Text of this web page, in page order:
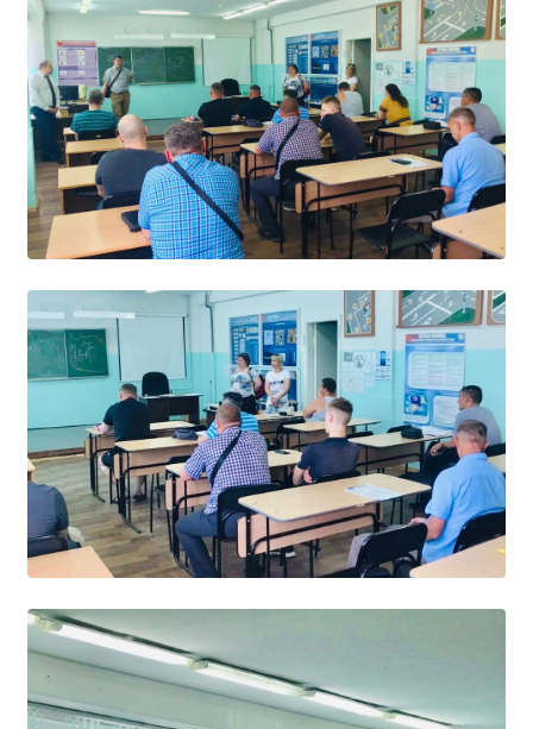
Образование
Образовательные стандарты и требования
Руководство
Педагогический состав
Материально-техническое обеспечение и
оснащенность образовательного процесса.
Доступная среда
Стипендии и меры поддержки обучающихся
Финансово-хозяйственная деятельность
Вакантные места для приёма (перевода)
Международное сотрудничество
Организация питания в образовательной
организации
УЧЕБНАЯ РАБОТА
Расписание занятий
Заочное отделение
Локальные акты
ВОСПИТАТЕЛЬНАЯ РАБОТА
Безопасность на железной дороге